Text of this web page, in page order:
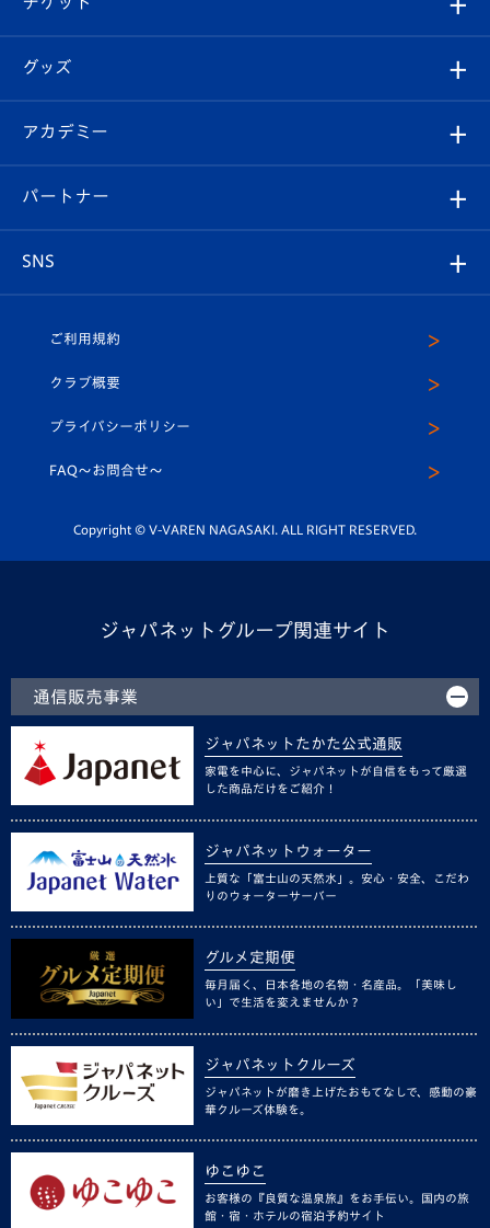
チケット
イベント
メディア
ホームタウン
エンブレム紹介
スタッフプロフィール
マスコット紹介
平和祈念活動
ホームタウン活動
はじめての観戦ガイド
Revive Team
ヴィヴィくんの長崎おもてなしガイド
フォトギャラリー
スタジアムグルメ
チケット
V-LOVERS（ファンクラブ）
プレイヤーズスイート
グッズ
オンラインショップ
店舗情報
アカデミー
育成からのお知らせ
U-18
スクール
パートナー
SNS
ヴィヴィくんインスタグラム
公式LINE＠
ご利用規約
クラブ概要
プライバシーポリシー
FAQ〜お問合せ〜
Copyright © V-VAREN NAGASAKI. ALL RIGHT RESERVED.
ジャパネットグループ関連サイト
通信販売事業
ジャパネットたかた公式通販
家電を中心に、ジャパネットが自信をもって厳選
した商品だけをご紹介！
ジャパネットウォーター
上質な「富士山の天然水」。安心・安全、こだわ
りのウォーターサーバー
グルメ定期便
毎月届く、日本各地の名物・名産品。「美味し
い」で生活を変えませんか？
ジャパネットクルーズ
ジャパネットが磨き上げたおもてなしで、感動の豪
華クルーズ体験を。
ゆこゆこ
お客様の『良質な温泉旅』をお手伝い。国内の旅
館・宿・ホテルの宿泊予約サイト